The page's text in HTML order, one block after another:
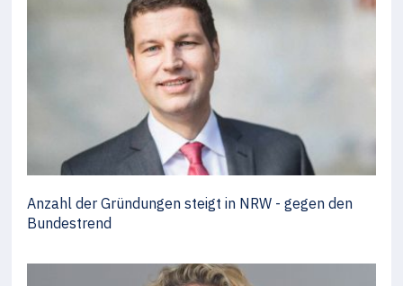
Anzahl der Gründungen steigt in NRW - gegen den
Bundestrend